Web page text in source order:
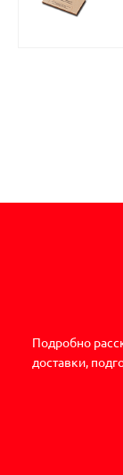
Подробно
доставки,